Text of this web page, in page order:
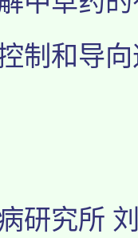
制和导
研究所